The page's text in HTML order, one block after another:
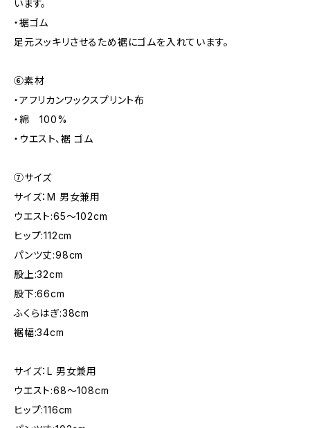
います。
・裾ゴム
足元スッキリさせるため裾にゴムを入れています。
⑥素材
・アフリカンワックスプリント布
・綿 100%
・ウエスト、裾 ゴム
⑦サイズ
サイズ：M 男女兼用
ウエスト:65～102cm
ヒップ:112cm
パンツ丈:98cm
股上:32cm
股下:66cm
ふくらはぎ:38cm
裾幅:34cm
サイズ：L 男女兼用
ウエスト:68〜108cm
ヒップ:116cm